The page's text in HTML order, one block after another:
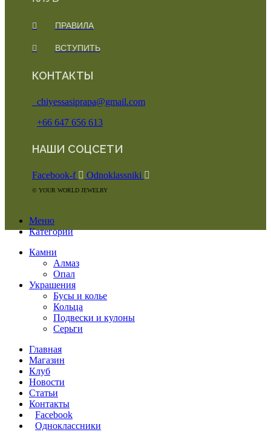
ПРАВИЛА
ВСТУПИТЬ
КОНТАКТЫ
chiyessasiprapa@gmail.com
+66 647 656 613
НАШИ СОЦСЕТИ
Facebook-f Odnoklassniki
© YOUR WORLD JEWELRY
Меню
Категории
Камни
Алмаз
Опал
Украшения
Бусы и колье
Кольца
Подвески и кулоны
Серьги
Главная
Магазин
Клуб
Новости
Статьи
Контакты
Facebook
Одноклассники